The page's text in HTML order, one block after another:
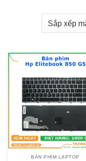
BÀN PHÍM LAPTOP